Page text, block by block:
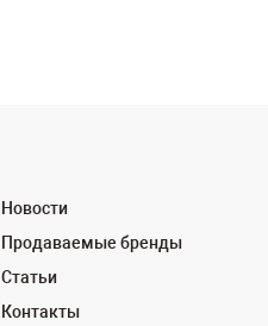
Новости
Продаваемые бренды
Статьи
Контакты